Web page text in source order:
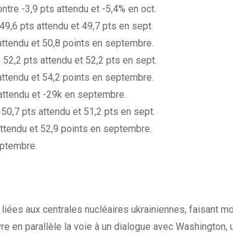
-3,9 pts attendu et -5,4% en oct.
pts attendu et 49,7 pts en sept.
et 50,8 points en septembre.
pts attendu et 52,2 pts en sept.
et 54,2 points en septembre.
et -29k en septembre.
pts attendu et 51,2 pts en sept.
et 52,9 points en septembre.
aux centrales nucléaires ukrainiennes, faisant
en parallèle la voie à un dialogue avec Washington,